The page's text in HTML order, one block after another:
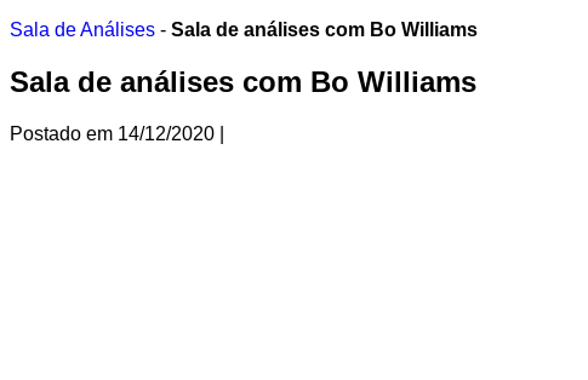
Ir
o
conteúdo
Sala de Análises - Sala de análises com Bo Williams
Sala de análises com Bo Williams
Postado em 14/12/2020